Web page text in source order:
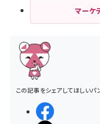
マーケ
この記事をシェアしてほしいパ